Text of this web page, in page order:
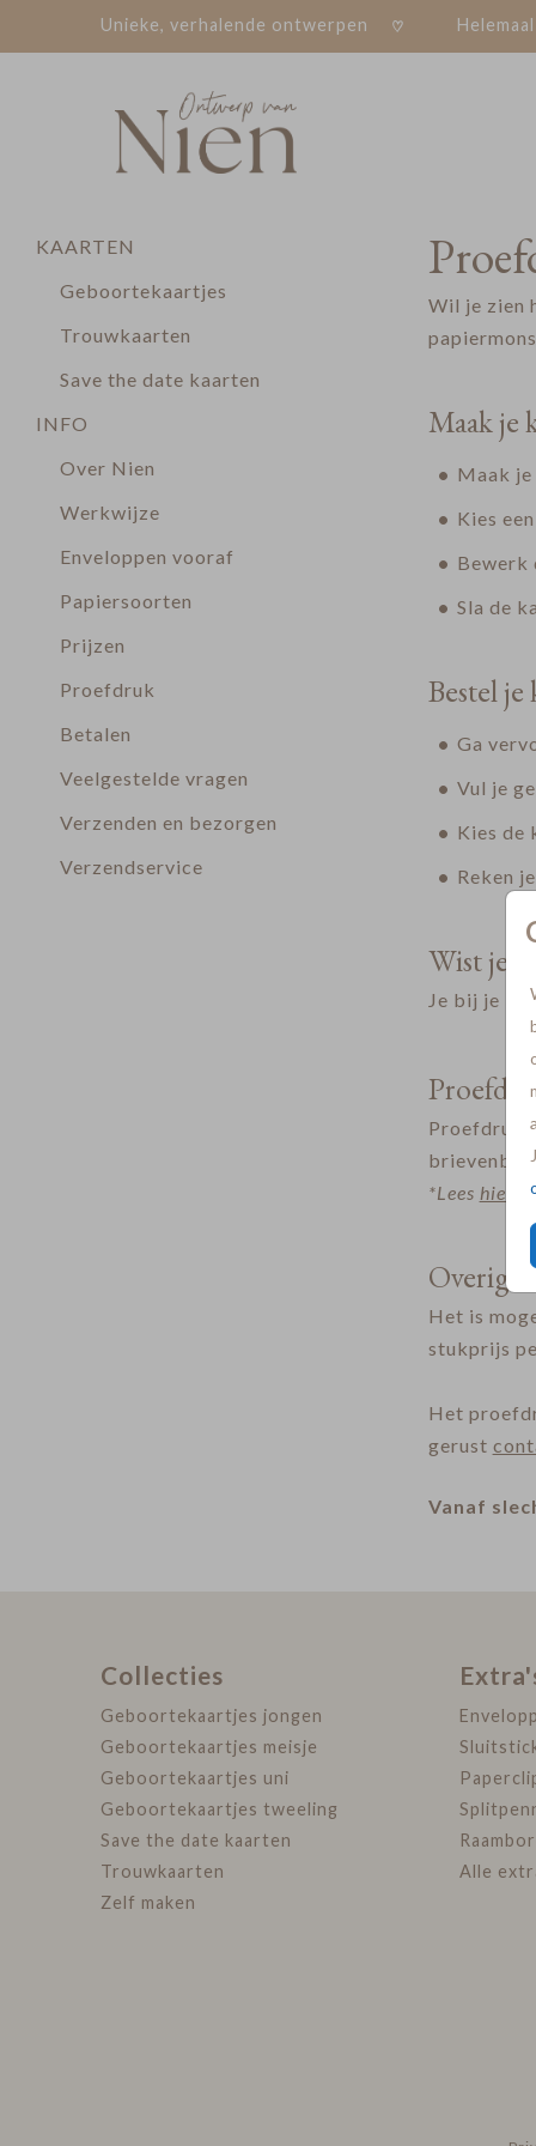
Unieke, verhalende ontwerpen
KAARTEN
Geboortekaartjes
Trouwkaarten
Save the date kaarten
INFO
Over Nien
Werkwijze
Enveloppen vooraf
Papiersoorten
Prijzen
Proefdruk
Betalen
Veelgestelde vragen
Verzenden en bezorgen
Verzendservice
Wil je zien
Maak je
Maak
Kies
Bewerk
Sla de
Bestel je
Ga
Vul je
Kies de
Reken
Wist je
Je bij je
*Lees hier
Overige
Het is
stukprijs
Het
gerust
Vanaf
Collecties
Geboortekaartjes jongen
Geboortekaartjes meisje
Geboortekaartjes uni
Geboortekaartjes tweeling
Save the date kaarten
Trouwkaarten
Zelf maken
Alle